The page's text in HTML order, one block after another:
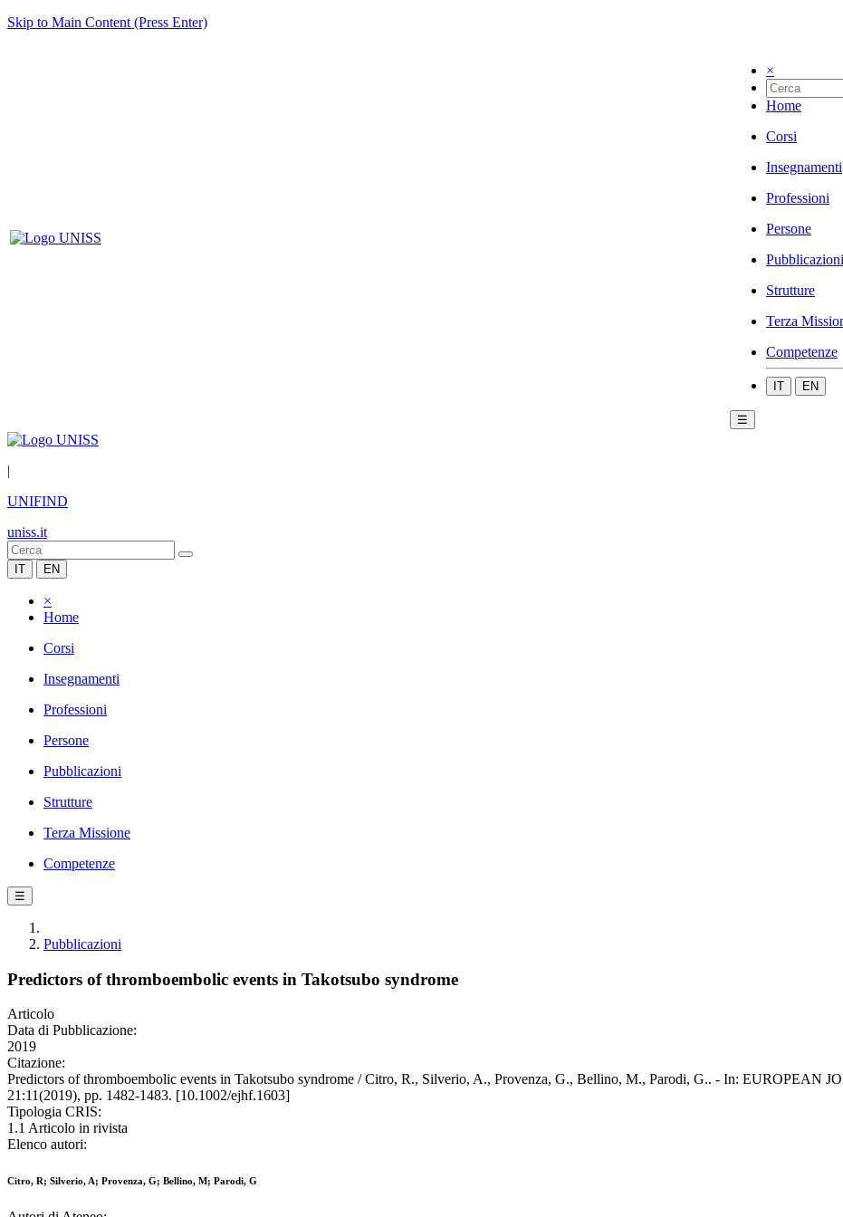
Skip to Main Content (Press Enter)
×
Home
Corsi
Insegnamenti
Professioni
Persone
Pubblicazioni
Strutture
Terza
Competenze
IT EN
☰
|
UNIFIND
uniss.it
IT EN
×
Home
Corsi
Insegnamenti
Professioni
Persone
Pubblicazioni
Strutture
Terza Missione
Competenze
☰
Pubblicazioni
Predictors of thromboembolic events in Takotsubo syndrome
Articolo
Data di Pubblicazione:
2019
Citazione:
Predictors of thromboembolic events in Takotsubo syndrome / Citro, R., Silverio, A., Provenza, G., Bellino, M., Parodi, G.. - In:
21:11(2019), pp. 1482-1483. [10.1002/ejhf.1603]
Tipologia CRIS:
1.1 Articolo in rivista
Elenco autori:
Citro, R; Silverio, A; Provenza, G; Bellino, M; Parodi, G